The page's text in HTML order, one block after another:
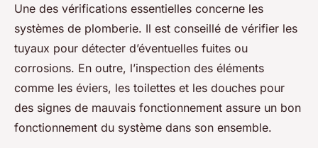
Une des vérifications essentielles concerne les
systèmes de plomberie. Il est conseillé de vérifier les
tuyaux pour détecter d’éventuelles fuites ou
corrosions. En outre, l’inspection des éléments
comme les éviers, les toilettes et les douches pour
des signes de mauvais fonctionnement assure un bon
fonctionnement du système dans son ensemble.